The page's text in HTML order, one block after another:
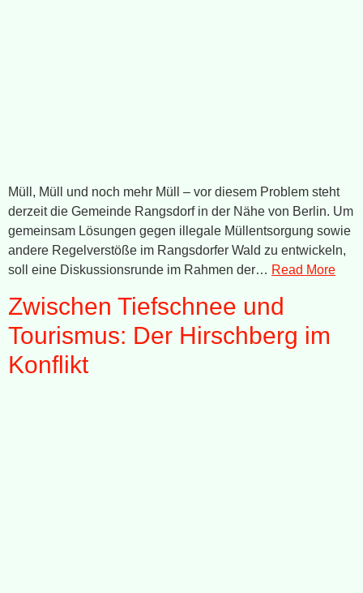
Müll, Müll und noch mehr Müll – vor diesem Problem steht
derzeit die Gemeinde Rangsdorf in der Nähe von Berlin. Um
gemeinsam Lösungen gegen illegale Müllentsorgung sowie
andere Regelverstöße im Rangsdorfer Wald zu entwickeln,
soll eine Diskussionsrunde im Rahmen der… Read More
Zwischen Tiefschnee und
Tourismus: Der Hirschberg im
Konflikt